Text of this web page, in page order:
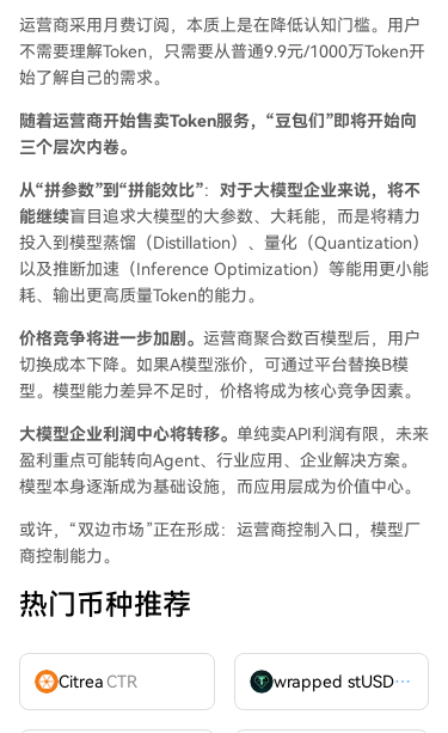
运营商采用月费订阅，本质上是在降低认知门槛。用户
不需要理解Token，只需要从普通9.9元/1000万Token开
始了解自己的需求。
随着运营商开始售卖Token服务，“豆包们”即将开始向
三个层次内卷。
从“拼参数”到“拼能效比”： 对于大模型企业来说，将不
能继续盲目追求大模型的大参数、大耗能，而是将精力
投入到模型蒸馏（Distillation）、量化（Quantization）
以及推断加速（Inference Optimization）等能用更小能
耗、输出更高质量Token的能力。
价格竞争将进一步加剧。 运营商聚合数百模型后，用户
切换成本下降。如果A模型涨价，可通过平台替换B模
型。模型能力差异不足时，价格将成为核心竞争因素。
大模型企业利润中心将转移。 单纯卖API利润有限，未来
盈利重点可能转向Agent、行业应用、企业解决方案。
模型本身逐渐成为基础设施，而应用层成为价值中心。
或许，“双边市场”正在形成：运营商控制入口，模型厂
商控制能力。
热门币种推荐
CitreaCTR wrapped stUSDT